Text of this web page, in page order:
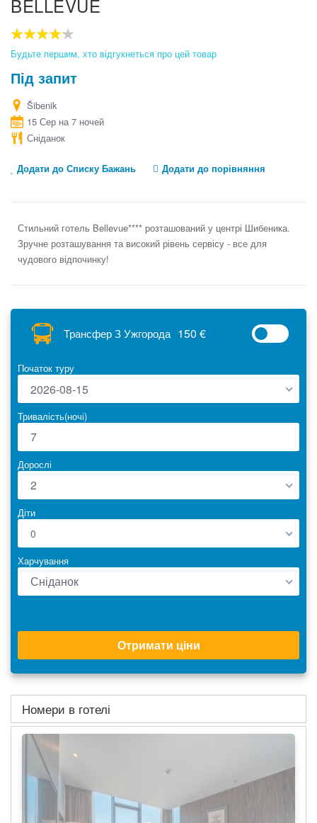
BELLEVUE
80
% of
Будьте першим, хто відгукнеться про цей товар
Під запит
Šibenik
15 Сер на 7 ночей
Сніданок
Додати до Списку Бажань Додати до порівняння
Стильний готель Bellevue**** розташований у центрі Шибеника.
Зручне розташування та високий рівень сервісу - все для
чудового відпочинку!
beginning
images
gallery
Трансфер З Ужгорода 150 €
Початок туру
2026-08-15
Тривалість(ночі)
Дорослі
2
Діти
0
Харчування
Сніданок
Отримати ціни
Номери в готелі